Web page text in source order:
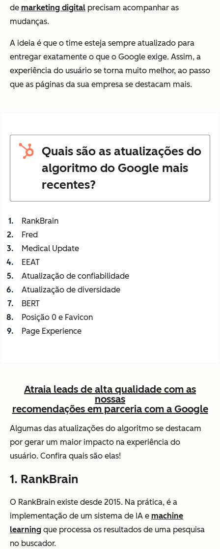
de marketing digital precisam acompanhar as
mudanças.
A ideia é que o time esteja sempre atualizado para
entregar exatamente o que o Google exige. Assim, a
experiência do usuário se torna muito melhor, ao passo
que as páginas da sua empresa se destacam mais.
Quais são as atualizações do
algoritmo do Google mais
recentes?
RankBrain
Fred
Medical Update
EEAT
Atualização de confiabilidade
Atualização de diversidade
BERT
Posição 0 e Favicon
Page Experience
Atraia leads de alta qualidade com as
nossas
recomendações em parceria com a Google
Algumas das atualizações do algoritmo se destacam
por gerar um maior impacto na experiência do
usuário. Confira quais são elas!
1. RankBrain
O RankBrain existe desde 2015. Na prática, é a
implementação de um sistema de IA e machine
learning que processa os resultados de uma pesquisa
no buscador.